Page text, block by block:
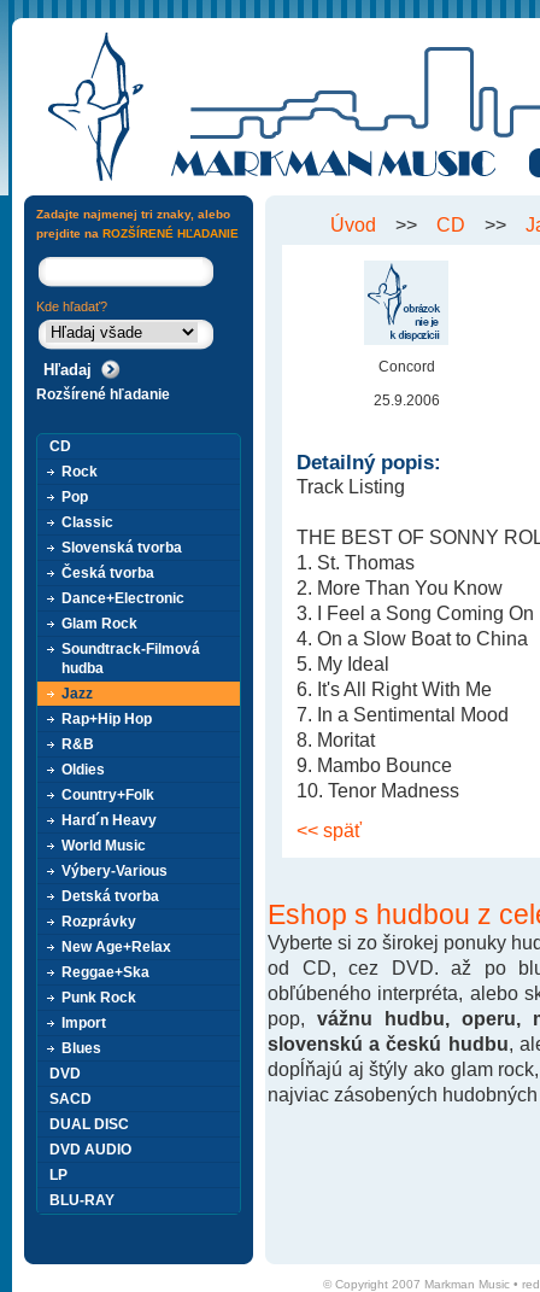
Úvod >> CD >>
Concord
25.9.2006
Detailný popis:
Track Listing
THE BEST OF SONNY
1. St. Thomas
2. More Than You Know
3. I Feel a Song Coming On
4. On a Slow Boat to China
5. My Ideal
6. It's All Right With Me
7. In a Sentimental Mood
8. Moritat
9. Mambo Bounce
10. Tenor Madness
<< späť
Eshop s hudbou z
Vyberte si zo širokej ponuky
od CD, cez DVD. až po
obľúbeného interpréta, alebo
pop, vážnu hudbu, operu,
slovenskú a českú hudbu ,
dopĺňajú aj štýly ako glam
najviac zásobených
Zadajte najmenej tri znaky, alebo
prejdite na ROZŠÍRENÉ HĽADANIE
Kde hľadať?
Rozšírené hľadanie
CD
Rock
Pop
Classic
Slovenská tvorba
Česká tvorba
Dance+Electronic
Glam Rock
Soundtrack-Filmová
hudba
Jazz
Rap+Hip Hop
R&B
Oldies
Country+Folk
Hard´n Heavy
World Music
Výbery-Various
Detská tvorba
Rozprávky
New Age+Relax
Reggae+Ska
Punk Rock
Import
Blues
DVD
SACD
DUAL DISC
DVD AUDIO
LP
BLU-RAY
© Copyright 2007 Markman Music •